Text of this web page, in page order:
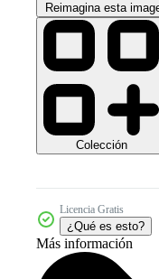
Reimagina esta
Colección
Licencia Gratis
¿Qué es esto?
Más información